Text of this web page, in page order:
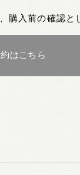
購入前の確認と
はこちら